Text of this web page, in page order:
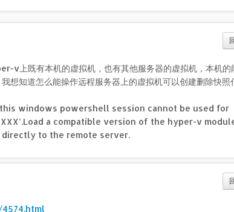
v上既有本机的虚拟机，也有其他服务器的虚拟机，本机的
想知道怎么能操作远程服务器上的虚拟机可以创建删除快照
windows powershell session cannot be used for
a compatible version of the hyper-v
to the remote server.